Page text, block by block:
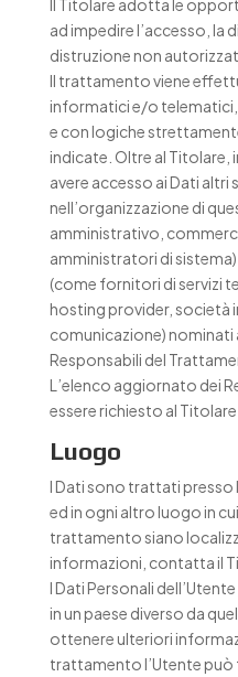
Il Titolare adotta le
ad impedire l’accesso, la
distruzione non
Il trattamento viene
informatici e/o
e con logiche
indicate. Oltre al Titolare,
avere accesso ai Dati
nell’organizzazione di
amministrativo,
amministratori di
(come fornitori di servizi
hosting provider, società
comunicazione) nominati
Responsabili del
L’elenco aggiornato dei
essere richiesto al
Luogo
I Dati sono trattati presso
ed in ogni altro luogo in
trattamento siano
informazioni, contatta il
I Dati Personali
in un paese diverso da
ottenere ulteriori
trattamento l’Utente può